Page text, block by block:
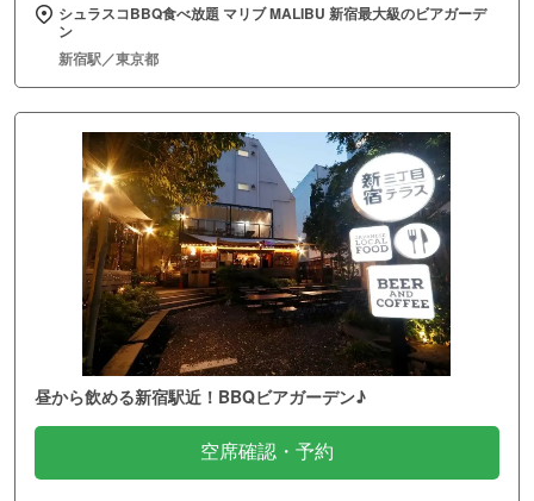
シュラスコBBQ食べ放題 マリブ MALIBU 新宿最大級のビアガーデ
ン
新宿駅／東京都
昼から飲める新宿駅近！BBQビアガーデン♪
空席確認・予約